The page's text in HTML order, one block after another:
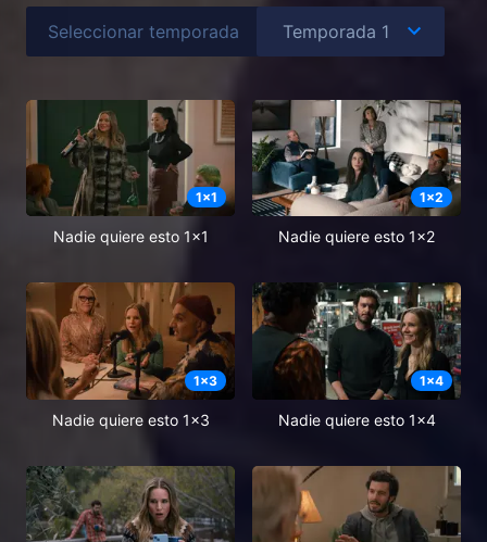
Seleccionar temporada
1x1
Nadie quiere esto 1x1
1x2
Nadie quiere esto 1x2
1x3
Nadie quiere esto 1x3
1x4
Nadie quiere esto 1x4